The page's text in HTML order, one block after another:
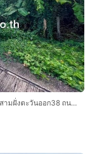
ที่ดินเปล่า 256 ตร.ว. ที่ดิน ตรงข้ามซอยเลียบคลองสิบสามฝั่งตะวันออก38 ถนนเลียบคลองสิบสามฝั่งตะวันตก เขตหนองจอก กรุงเทพมหานคร